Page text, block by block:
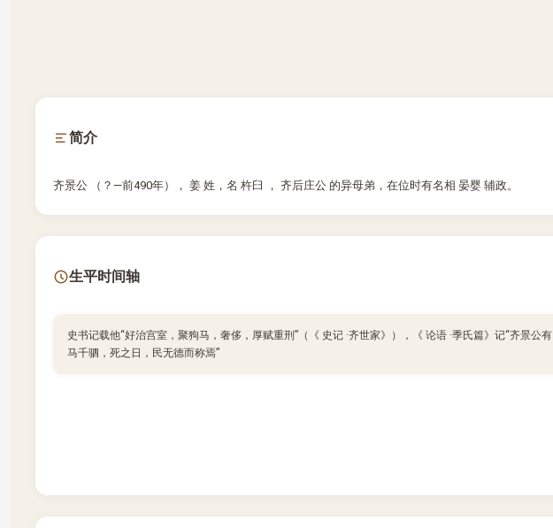
简介
齐景公 （？—前490年）， 姜 姓，名 杵臼 ， 齐后庄公 的异母弟，在位时有名相 晏婴 辅政。
生平时间轴
史书记载他“好治宫室，聚狗马，奢侈，厚赋重刑”（《 史记 ·齐世家》），《 论语 ·季氏篇》记“齐景公有
马千驷，死之日，民无德而称焉”